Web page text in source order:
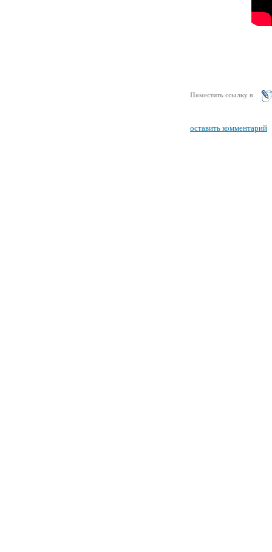
Поместить ссылку в
оставить комментарий